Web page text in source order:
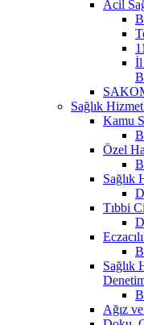
Acil
İl
Sağlık
Kamu
Özel
Sağlık
Tıbbi
Sağlık
Ağız